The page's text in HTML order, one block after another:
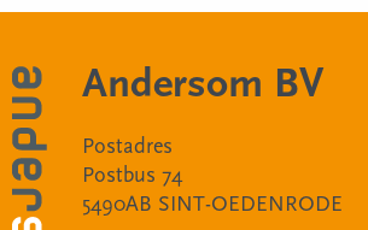
Andersom BV
Postadres
Postbus 74
5490AB SINT-OEDENRODE